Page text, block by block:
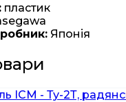
пластик
Японія